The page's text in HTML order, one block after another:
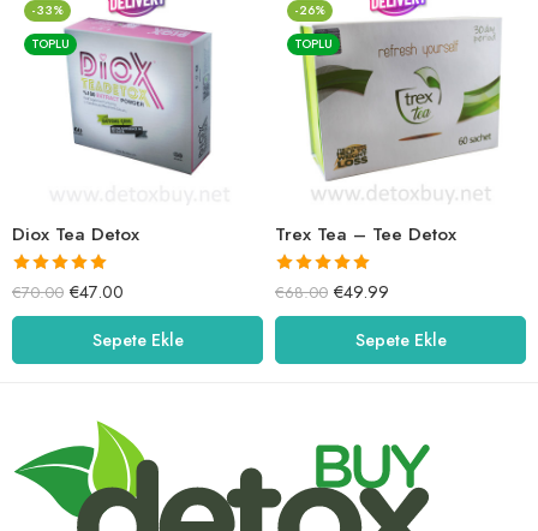
-33%
TOPLU
Diox Tea Detox
5 üzerinden
5.00oy aldı
€70.00 €47.00
Sepete Ekle
-26%
TOPLU
Trex Tea – Tee Detox
5 üzerinden
5.00oy aldı
€68.00 €49.99
Sepete Ekle